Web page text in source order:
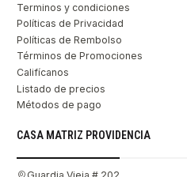
Terminos y condiciones
Políticas de Privacidad
Políticas de Rembolso
Términos de Promociones
Califícanos
Listado de precios
Métodos de pago
CASA MATRIZ PROVIDENCIA